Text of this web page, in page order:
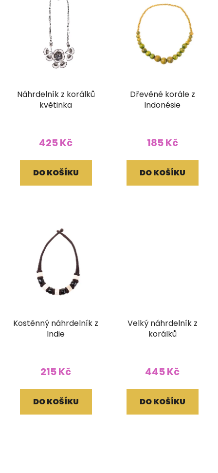
Náhrdelník z korálků
květinka
425 Kč
DO KOŠÍKU
Dřevěné korále z
Indonésie
185 Kč
DO KOŠÍKU
Kostěnný náhrdelník z
Indie
215 Kč
DO KOŠÍKU
Velký náhrdelník z
korálků
445 Kč
DO KOŠÍKU